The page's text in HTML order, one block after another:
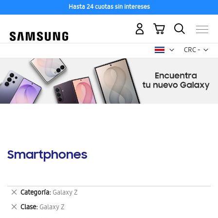
Hasta 24 cuotas sin intereses
CRC -
colón
Mi carrito
Smartphones
Categoría Galaxy Z
Eliminar
este
artículo
Clase Galaxy Z
Eliminar